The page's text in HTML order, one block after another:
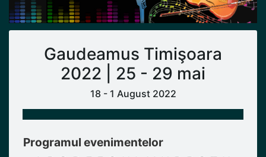
Gaudeamus Timişoara
2022 | 25 - 29 mai
18 - 1 August 2022
Programul evenimentelor